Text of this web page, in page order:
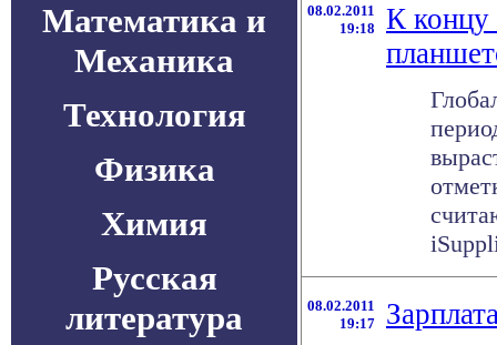
Математика и
Механика
Технология
Физика
Химия
Русская
литература
08.02.2011
19:18
К концу
08.02.2011
19:17